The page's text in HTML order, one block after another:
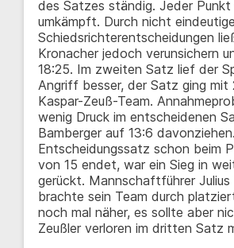
des Satzes ständig. Jeder Punkt
umkämpft. Durch nicht eindeutige
Schiedsrichterentscheidungen
Kronacher jedoch verunsichern
18:25. Im zweiten Satz lief der
Angriff besser, der Satz ging mit
Kaspar-Zeuß-Team.
wenig Druck im entscheidenen
Bamberger auf 13:6
Entscheidungssatz schon beim
von 15 endet, war ein Sieg in
gerückt. Mannschaftführer Julius
brachte sein Team durch
noch mal näher, es sollte aber
Zeußler verloren im dritten Satz